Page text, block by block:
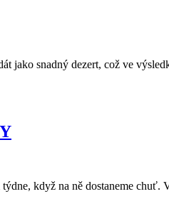
jako snadný dezert, což ve
když na ně dostaneme